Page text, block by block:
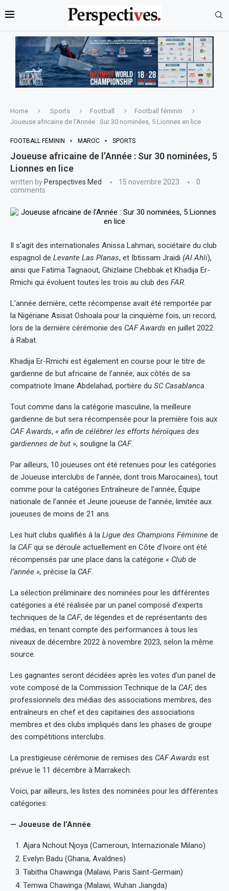
Home Sports Football
Football féminin
Joueuse africaine de l’Année : Sur 30 nominées, 5 Lionnes en lice
FOOTBALL FÉMININ MAROC SPORTS
Joueuse africaine de l’Année : Sur 30 nominées, 5
Lionnes en lice
written by Perspectives Med 15 novembre 2023
0
comments
Il s’agit des internationales Anissa Lahmari, sociétaire du club
espagnol de Levante Las Planas, et Ibtissam Jraidi (Al Ahli),
ainsi que Fatima Tagnaout, Ghizlaine Chebbak et Khadija Er-
Rmichi qui évoluent toutes les trois au club des FAR.
L’année dernière, cette récompense avait été remportée par
la Nigériane Asisat Oshoala pour la cinquième fois, un record,
lors de la dernière cérémonie des CAF Awards en juillet 2022
à Rabat.
Khadija Er-Rmichi est également en course pour le titre de
gardienne de but africaine de l’année, aux côtés de sa
compatriote Imane Abdelahad, portière du SC Casablanca.
Tout comme dans la catégorie masculine, la meilleure
gardienne de but sera récompensée pour la première fois aux
CAF Awards, « afin de célébrer les efforts héroïques des
gardiennes de but », souligne la CAF.
Par ailleurs, 10 joueuses ont été retenues pour les catégories
de Joueuse interclubs de l’année, dont trois Marocaines), tout
comme pour la catégories Entraîneure de l’année, Équipe
nationale de l’année et Jeune joueuse de l’année, limitée aux
joueuses de moins de 21 ans.
Les huit clubs qualifiés à la Ligue des Champions Féminine de
la CAFqui se déroule actuellement en Côte d’Ivoire ont été
récompensés par une place dans la catégorie « Club de
l’année », précise la CAF.
La sélection préliminaire des nominées pour les différentes
catégories a été réalisée par un panel composé d’experts
techniques de la CAF, de légendes et de représentants des
médias, en tenant compte des performances à tous les
niveaux de décembre 2022 à novembre 2023, selon la même
source.
Les gagnantes seront décidées après les votes d’un panel de
vote composé de la Commission Technique de la CAF, des
professionnels des médias des associations membres, des
entraîneurs en chef et des capitaines des associations
membres et des clubs impliqués dans les phases de groupe
des compétitions interclubs.
La prestigieuse cérémonie de remises des CAF Awards est
prévue le 11 décembre à Marrakech.
Voici, par ailleurs, les listes des nominées pour les différentes
catégories:
— Joueuse de l’Année
Ajara Nchout Njoya (Cameroun, Internazionale Milano)
Evelyn Badu (Ghana, Avaldnes)
Tabitha Chawinga (Malawi, Paris Saint-Germain)
Temwa Chawinga (Malawi, Wuhan Jiangda)